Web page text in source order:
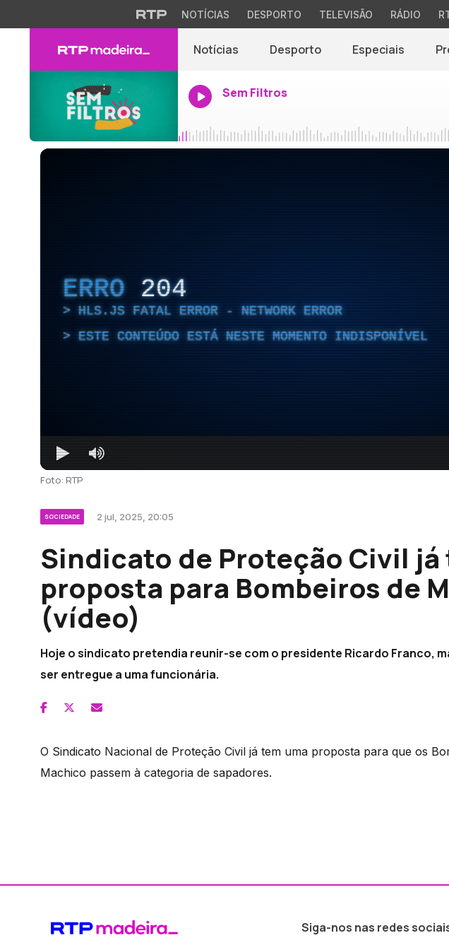
NOTÍCIAS DESPORTO TELEVISÃO RÁDIO
Notícias Desporto Especiais
Sem Filtros
ERRO 204
HLS.JS FATAL ERROR - NETWORK ERROR
ESTE CONTEÚDO ESTÁ NESTE MOMENTO INDISPONÍVEL
Foto: RTP
SOCIEDADE 2 jul, 2025, 20:05
Sindicato de Proteção Civil já
proposta para Bombeiros de
(vídeo)
Hoje o sindicato pretendia reunir-se com o presidente Ricardo Franco,
ser entregue a uma funcionária.
O Sindicato Nacional de Proteção Civil já tem uma proposta para que os
Machico passem à categoria de sapadores.
Siga-nos nas redes